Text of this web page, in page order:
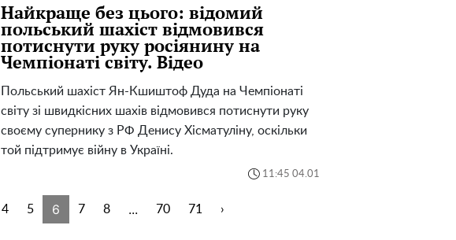
Найкраще без цього: відомий
польський шахіст відмовився
потиснути руку росіянину на
Чемпіонаті світу. Відео
Польський шахіст Ян-Кшиштоф Дуда на Чемпіонаті
світу зі швидкісних шахів відмовився потиснути руку
своєму супернику з РФ Денису Хісматуліну, оскільки
той підтримує війну в Україні.
11:45 04.01
4 5 6 7 8 ... 70 71 ›